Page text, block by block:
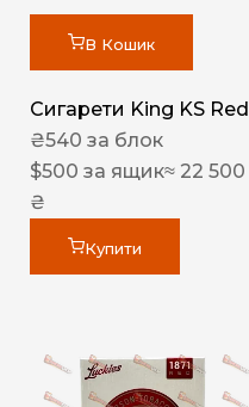
В Кошик
Сигарети King KS Red
₴540 за блок
$500 за ящик≈ 22 500
₴
Купити